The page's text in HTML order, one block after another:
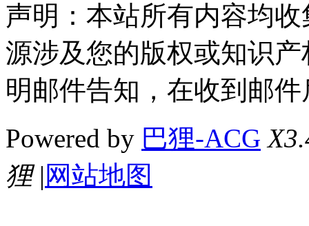
声明：本站所有内容均
源涉及您的版权或知识
明邮件告知，在收到邮
Powered by 巴狸-ACG
狸 | 网站地图